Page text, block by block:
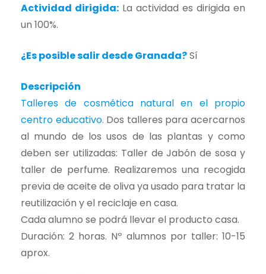
Actividad dirigida: La actividad es dirigida en
un 100%.
¿Es posible salir desde Granada?Sí
Descripción
Talleres de cosmética natural en el propio
centro educativo. Dos talleres para acercarnos
al mundo de los usos de las plantas y como
deben ser utilizadas: Taller de Jabón de sosa y
taller de perfume. Realizaremos una recogida
previa de aceite de oliva ya usado para tratar la
reutilización y el reciclaje en casa.
Cada alumno se podrá llevar el producto casa.
Duración: 2 horas. Nº alumnos por taller: 10-15
aprox.